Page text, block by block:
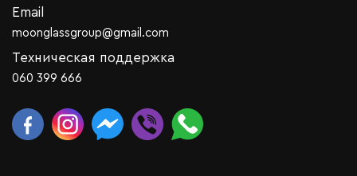
Email
moonglassgroup@gmail.com
Техническая поддержка
060 399 666